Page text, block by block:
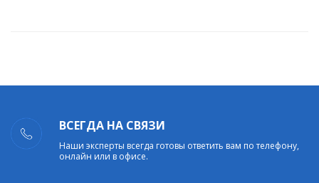
ВСЕГДА НА СВЯЗИ
Наши эксперты всегда готовы ответить вам по телефону,
онлайн или в офисе.